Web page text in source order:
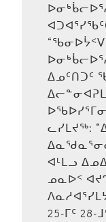
ᐃᓄᑦᑎᑐᑦ
ᓚᓯᒪᔪᖅ:
ᐊᒻᒪᓗ
ᓄᓇᐅᑉ
25-ᒥᑦ 28-